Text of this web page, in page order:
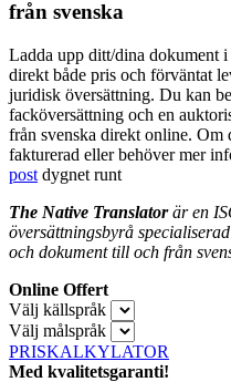
från svenska
Ladda upp ditt/dina dokument
direkt både pris och förväntat
juridisk översättning. Du kan
facköversättning och en
från svenska direkt online. Om
fakturerad eller behöver mer
post dygnet runt
The Native Translatorär en
översättningsbyrå
och dokument till och från
Online Offert
Välj källspråk
Välj målspråk
PRISKALKYLATOR
Med kvalitetsgaranti!